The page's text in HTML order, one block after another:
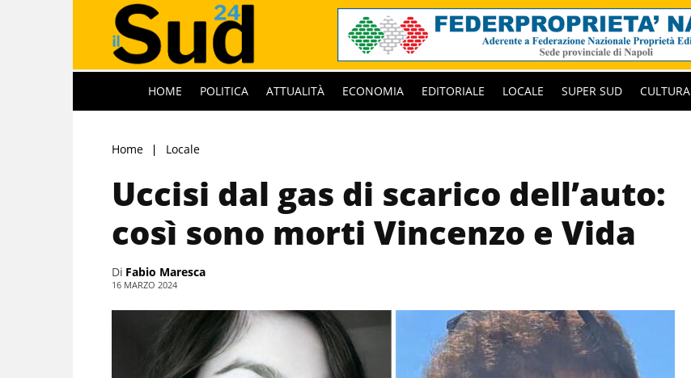
HOME POLITICA ATTUALITÀ ECONOMIA EDITORIALE LOCALE SUPER SUD CULTURA
Home Locale
Uccisi dal gas di scarico dell’auto:
così sono morti Vincenzo e Vida
Di Fabio Maresca
16 MARZO 2024